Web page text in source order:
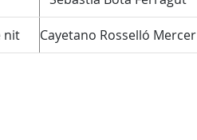
nit Cayetano Rosselló Mercer